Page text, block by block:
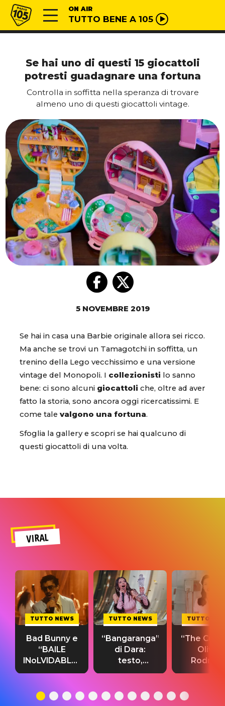
Vai al contenuto
Radio 105 ON AIR
TUTTO BENE A 105
Se hai uno di questi 15 giocattoli
potresti guadagnare una fortuna
Controlla in soffitta nella speranza di trovare
almeno uno di questi giocattoli vintage.
5 NOVEMBRE 2019
Se hai in casa una Barbie originale allora sei ricco.
Ma anche se trovi un Tamagotchi in soffitta, un
trenino della Lego vecchissimo e una versione
vintage del Monopoli. I collezionisti lo sanno
bene: ci sono alcuni giocattoli che, oltre ad aver
fatto la storia, sono ancora oggi ricercatissimi. E
come tale valgono una fortuna.
Sfoglia la gallery e scopri se hai qualcuno di
questi giocattoli di una volta.
VIRAL
TUTTO NEWS
Bad Bunny e
“BAILE
INoLVIDABLE”:
testo,
significato
TUTTO NEWS
“Bangaranga”
di Dara:
testo,
traduzione e
del singolo
TUTTO
“The
Olivia
testo,